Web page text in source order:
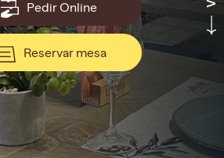
Pedir Online
Reservar mesa